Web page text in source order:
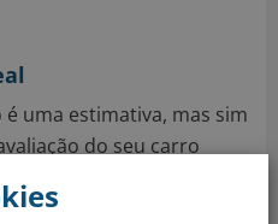
uma estimativa, mas sim
do seu carro
com que o seu